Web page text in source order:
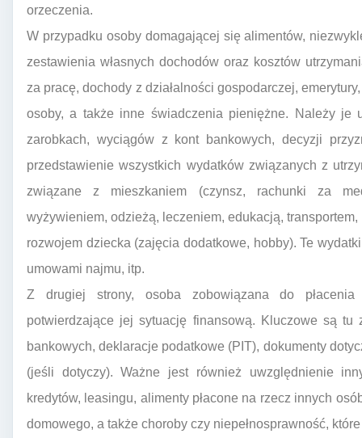
orzeczenia.
W przypadku osoby domagającej się alimentów,
zestawienia własnych dochodów oraz kosztów
za pracę, dochody z działalności gospodarczej,
osoby, a także inne świadczenia pieniężne. Należy je
zarobkach, wyciągów z kont bankowych, decyzji
przedstawienie wszystkich wydatków związanych z
związane z mieszkaniem (czynsz, rachunki za
wyżywieniem, odzieżą, leczeniem, edukacją,
rozwojem dziecka (zajęcia dodatkowe, hobby). Te
umowami najmu, itp.
Z drugiej strony, osoba zobowiązana do płacenia
potwierdzające jej sytuację finansową. Kluczowe są
bankowych, deklaracje podatkowe (PIT), dokumenty
(jeśli dotyczy). Ważne jest również uwzględnienie
kredytów, leasingu, alimenty płacone na rzecz innych
domowego, a także choroby czy niepełnosprawność,